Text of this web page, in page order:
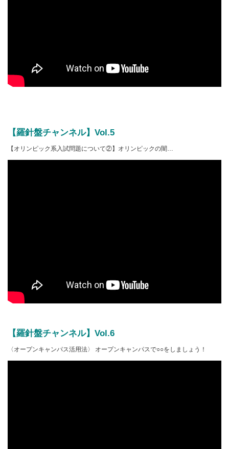
【羅針盤チャンネル】Vol.5
【オリンピック系入試問題について②】オリンピックの闇…
【羅針盤チャンネル】Vol.6
〈オープンキャンパス活用法〉 オープンキャンパスで○○をしましょう！